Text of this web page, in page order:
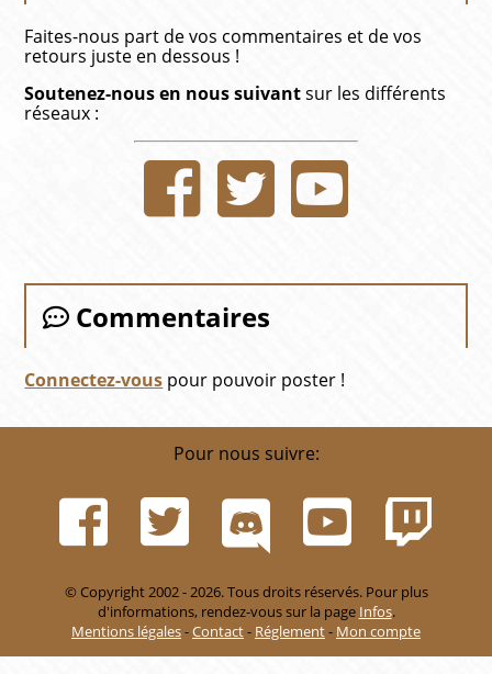
Faites-nous part de vos commentaires et de vos
retours juste en dessous !
Soutenez-nous en nous suivantsur les différents
réseaux :
Commentaires
Connectez-vous pour pouvoir poster !
Pour nous suivre:
© Copyright 2002 - 2026. Tous droits réservés. Pour plus
d'informations, rendez-vous sur la page Infos.
Mentions légales-Contact- Réglement- Mon compte